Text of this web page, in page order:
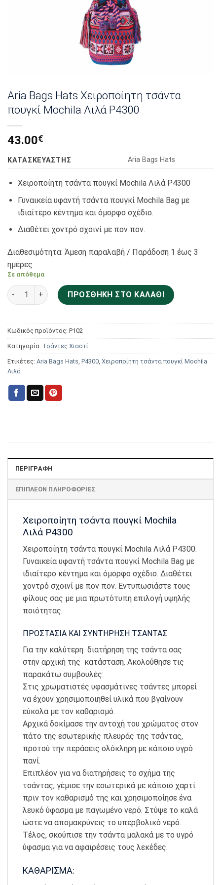
Aria Bags Hats Χειροποίητη τσάντα
πουγκί Mochila Λιλά Ρ4300
43.00€
KΑΤΑΣΚΕΥΑΣΤΉΣ Αria Bags Hats
Χειροποίητη τσάντα πουγκί Mochila Λιλά Ρ4300
Γυναικεία υφαντή τσάντα πουγκί Mochila Bag με
ιδιαίτερο κέντημα και όμορφο σχέδιο.
Διαθέτει χοντρό σχοινί με πον πον.
Διαθεσιμότητα: Άμεση παραλαβή / Παράδoση 1 έως 3
ημέρες
Σε απόθεμα
Aria Bags Hats Χειροποίητη τσάντα πουγκί Mochila Λιλά
ΠΡΟΣΘΉΚΗ ΣΤΟ ΚΑΛΆΘΙ
Κωδικός προϊόντος: Ρ102
Κατηγορία: Τσάντες Χιαστί
Ετικέτες: Aria Bags Hats Ρ4300 Χειροποίητη τσάντα πουγκί Mochila
Λιλά
ΠΕΡΙΓΡΑΦΉ
ΕΠΙΠΛΈΟΝ ΠΛΗΡΟΦΟΡΊΕΣ
Χειροποίητη τσάντα πουγκί Mochila
Λιλά Ρ4300
Χειροποίητη τσάντα πουγκί Mochila Λιλά Ρ4300.
Γυναικεία υφαντή τσάντα πουγκί Mochila Bag με
ιδιαίτερο κέντημα και όμορφο σχέδιο. Διαθέτει
χοντρό σχοινί με πον πον. Εντυπωσιάστε τους
φίλους σας με μια πρωτότυπη επιλογή υψηλής
ποιότητας.
ΠΡΟΣΤΑΣΙΑ ΚΑΙ ΣΥΝΤΗΡΗΣΗ ΤΣΑΝΤΑΣ
Για την καλύτερη διατήρηση της τσάντα σας
στην αρχική της κατάσταση. Ακολούθησε τις
παρακάτω συμβουλές:
Στις χρωματιστές υφασμάτινες τσάντες μπορεί
να έχουν χρησιμοποιηθεί υλικά που βγαίνουν
εύκολα με τον καθαρισμό.
Αρχικά δοκίμασε την αντοχή του χρώματος στον
πάτο της εσωτερικής πλευράς της τσάντας,
προτού την περάσεις ολόκληρη με κάποιο υγρό
πανί.
Επιπλέον για να διατηρήσεις το σχήμα της
τσάντας, γέμισε την εσωτερικά με κάποιο χαρτί
πριν τον καθαρισμό της και χρησιμοποίησε ένα
λευκό ύφασμα με παγωμένο νερό. Στύψε το καλά
ώστε να απομακρύνεις το υπερβολικό νερό.
Τέλος, σκούπισε την τσάντα μαλακά με το υγρό
ύφασμα για να αφαιρέσεις τους λεκέδες.
ΚΑΘΑΡΙΣΜΑ: